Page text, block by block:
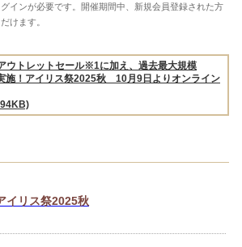
インが必要です。開催期間中、新規会員登録された方
けます。
ウトレットセール※1に加え、過去最大規模
施！アイリス祭2025秋 10月9日よりオンライン
イリス祭2025秋